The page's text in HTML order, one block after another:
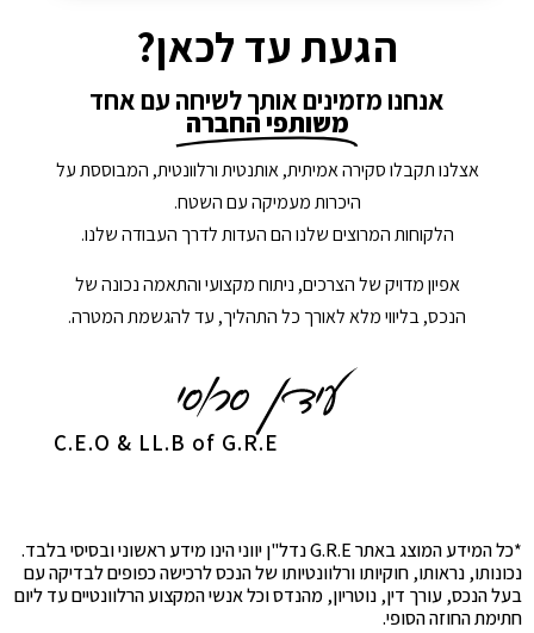
הגעת עד לכאן?
אנחנו מזמינים אותך לשיחה עם אחד
משותפי החברה
אצלנו תקבלו סקירה אמיתית, אותנטית ורלוונטית, המבוססת על
היכרות מעמיקה עם השטח.
הלקוחות המרוצים שלנו הם העדות לדרך העבודה שלנו.
אפיון מדויק של הצרכים, ניתוח מקצועי והתאמה נכונה של
הנכס, בליווי מלא לאורך כל התהליך, עד להגשמת המטרה.
C.E.O & LL.B of G.R.E
*כל המידע המוצג באתר G.R.E נדל"ן יווני הינו מידע ראשוני ובסיסי בלבד.
נכונותו, נראותו, חוקיותו ורלוונטיותו של הנכס לרכישה כפופים לבדיקה עם
בעל הנכס, עורך דין, נוטריון, מהנדס וכל אנשי המקצוע הרלוונטיים עד ליום
חתימת החוזה הסופי.